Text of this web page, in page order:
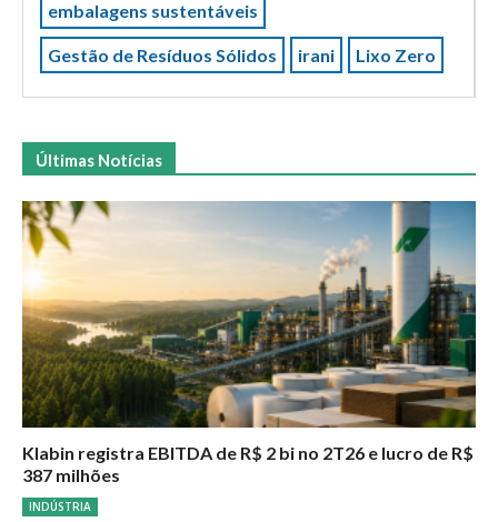
embalagens sustentáveis
Gestão de Resíduos Sólidos irani Lixo Zero
Últimas Notícias
Klabin registra EBITDA de R$ 2 bi no 2T26 e lucro de R$
387 milhões
INDÚSTRIA